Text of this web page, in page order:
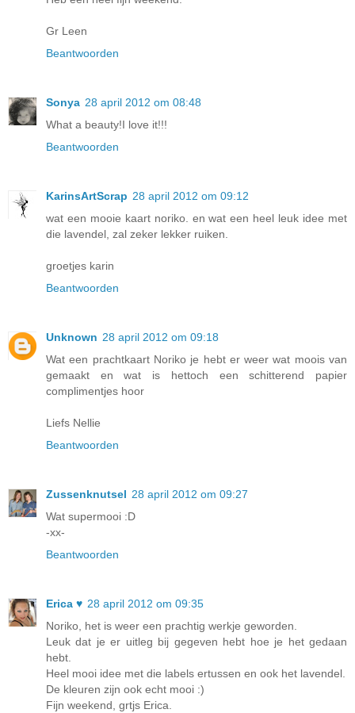
Gr Leen
Beantwoorden
Sonya 28 april 2012 om 08:48
What a beauty!I love it!!!
Beantwoorden
KarinsArtScrap 28 april 2012 om 09:12
wat een mooie kaart noriko. en wat een heel leuk idee met
die lavendel, zal zeker lekker ruiken.
groetjes karin
Beantwoorden
Unknown 28 april 2012 om 09:18
Wat een prachtkaart Noriko je hebt er weer wat moois van
gemaakt en wat is hettoch een schitterend papier
complimentjes hoor
Liefs Nellie
Beantwoorden
Zussenknutsel 28 april 2012 om 09:27
Wat supermooi :D
-xx-
Beantwoorden
Erica ♥ 28 april 2012 om 09:35
Noriko, het is weer een prachtig werkje geworden.
Leuk dat je er uitleg bij gegeven hebt hoe je het gedaan
hebt.
Heel mooi idee met die labels ertussen en ook het lavendel.
De kleuren zijn ook echt mooi :)
Fijn weekend, grtjs Erica.